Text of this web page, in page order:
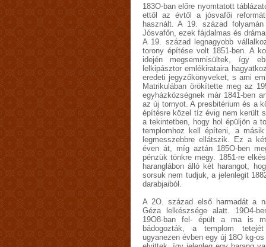
183O-ban előre nyomtatott
ettől az évtől a jósvafői
használt. A 19. század
Jósvafőn, ezek fájdalmas és
A 19. század legnagyobb
torony építése volt 1851-ben. A
idején megsemmisültek, így
lelkipásztor emlékirataira
eredeti jegyzőkönyveket, s ami
Matrikulában örökítette meg az
egyházközségnek már 1841-ben
az új tornyot. A presbitérium és a
építésre közel tíz évig nem került
a tekintetben, hogy hol épüljön a
templomhoz kell építeni, a
legmesszebbre ellátszik. Ez a
éven át, míg aztán 185O-ben
pénzük tönkre megy. 1851-re
haranglábon álló két harangot,
sorsuk nem tudjuk, a jelenlegit
darabjaiból.
A 2O. század első harmadát a
Géza lelkészsége alatt. 19O4-
19O8-ban fel- épült a ma is
bádogozták, a templom
ugyanezen évben egy új 18O kg-